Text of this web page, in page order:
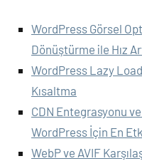
WordPress Görsel
Dönüştürme ile Hız
WordPress Lazy
Kısaltma
CDN Entegrasyonu
WordPress İçin En
WebP ve AVIF